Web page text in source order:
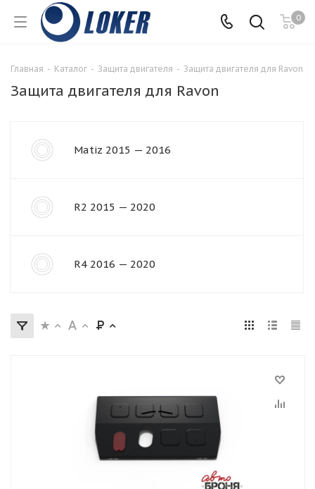
0
Главная - Каталог - Защита двигателя - Защита двигателя для Ravon
Защита двигателя для Ravon
Matiz 2015 — 2016
R2 2015 — 2020
R4 2016 — 2020